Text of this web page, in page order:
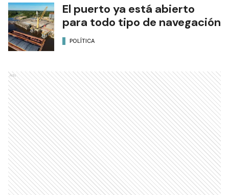
El puerto ya está abierto
para todo tipo de navegación
POLÍTICA
Ads